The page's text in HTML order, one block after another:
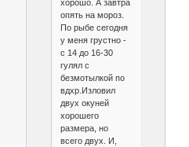
хорошо. А завтра
опять на мороз.
По рыбе сегодня
у меня грустно -
с 14 до 16-30
гулял с
безмотылкой по
вдхр.Изловил
двух окуней
хорошего
размера, но
всего двух. И,